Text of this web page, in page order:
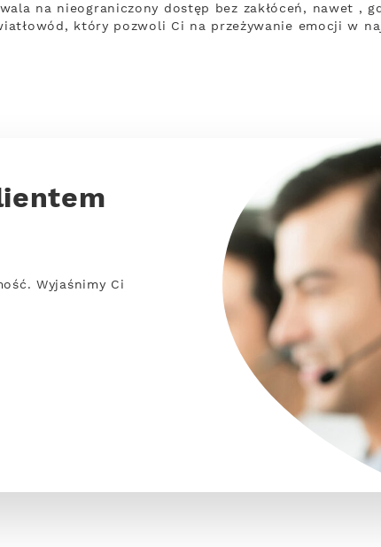
na nieograniczony dostęp bez zakłóceń, nawet ,
który pozwoli Ci na przeżywanie emocji w
Wyjaśnimy Ci